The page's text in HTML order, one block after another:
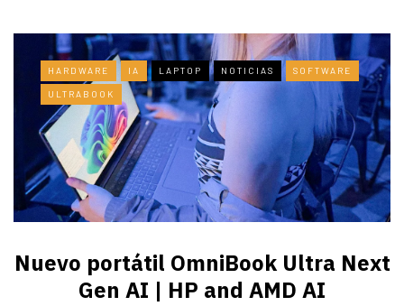
HARDWARE IA LAPTOP NOTICIAS SOFTWARE
ULTRABOOK
Nuevo portátil OmniBook Ultra ​Next
Gen AI | HP and AMD AI